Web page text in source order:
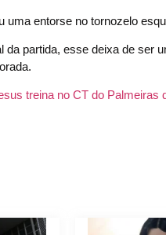
uma entorse no tornozelo
da partida, esse deixa de ser
treina no CT do Palmeiras